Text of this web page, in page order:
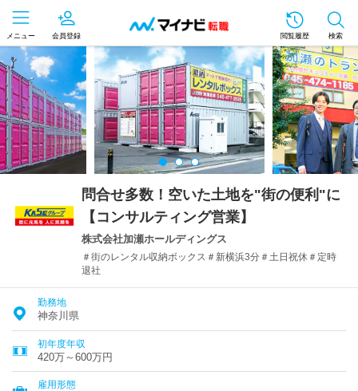
メニュー 会員登録 閲覧履歴 検索
問合せ多数！空いた土地を"街の便利"に
【コンサルティング営業】
株式会社加瀬ホールディングス
＃街のレンタル収納ボックス＃新横浜3分＃土日祝休＃定時
退社
勤務地
神奈川県
初年度年収
420万～600万円
雇用形態